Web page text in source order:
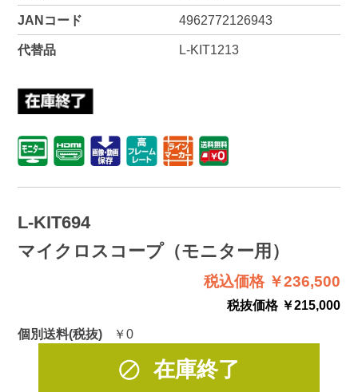
JANコード 4962772126943
代替品 L-KIT1213
L-KIT694
マイクロスコープ（モニター用）
税込価格 ￥236,500
税抜価格 ￥215,000
個別送料(税抜)
￥0
在庫終了